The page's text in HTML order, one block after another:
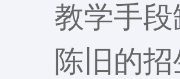
教学手段
陈旧的招